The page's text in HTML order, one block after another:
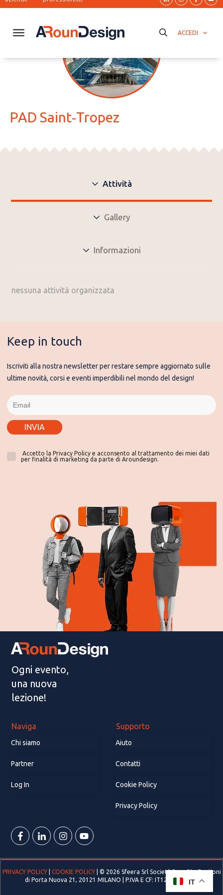
ACCEDI
PAD Saint‑Tropez
Attività
Gallery
Informazioni
nessuna attività organizzata
Keep in touch
Iscriviti alla nostra newsletter per restare sempre aggiornato sulle
ultime novità, corsi e eventi imperdibili nel mondo del design!
INVIA
Accetto la Privacy Policy e acconsento al trattamento dei miei dati
per finalità di marketing da parte di Aroundesign.
Ogni evento,
una nuova
lezione!
Naviga
Chi siamo
Partner
Log In
Supporto
Aiuto
Contatti
Cookie Policy
Privacy Policy
PRIVACY POLICY COOKIE POLICY| © 2026 Sfeera Srl Società Benefit - Bastioni
di Porta Nuova 21, 20121 MILANO | P.IVA E CF: IT12933590965
IT